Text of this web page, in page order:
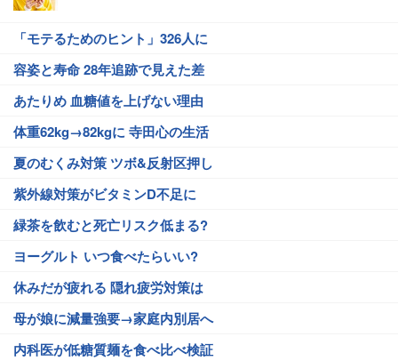
「モテるためのヒント」326人に
容姿と寿命 28年追跡で見えた差
あたりめ 血糖値を上げない理由
体重62kg→82kgに 寺田心の生活
夏のむくみ対策 ツボ&反射区押し
紫外線対策がビタミンD不足に
緑茶を飲むと死亡リスク低まる?
ヨーグルト いつ食べたらいい?
休みだが疲れる 隠れ疲労対策は
母が娘に減量強要→家庭内別居へ
内科医が低糖質麺を食べ比べ検証